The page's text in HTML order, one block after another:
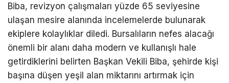
Biba, revizyon çalışmaları yüzde 65 seviyesine
ulaşan mesire alanında incelemelerde bulunarak
ekiplere kolaylıklar diledi. Bursalıların nefes alacağı
önemli bir alanı daha modern ve kullanışlı hale
getirdiklerini belirten Başkan Vekili Biba, şehirde kişi
başına düşen yeşil alan miktarını artırmak için